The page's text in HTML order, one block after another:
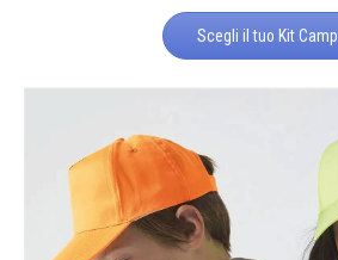
Scegli il tuo Kit Camp